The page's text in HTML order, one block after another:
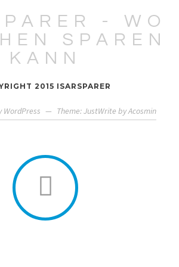
- WO
SPAREN
KANN
2015 ISARSPARER
WordPress — Theme: JustWrite byAcosmin